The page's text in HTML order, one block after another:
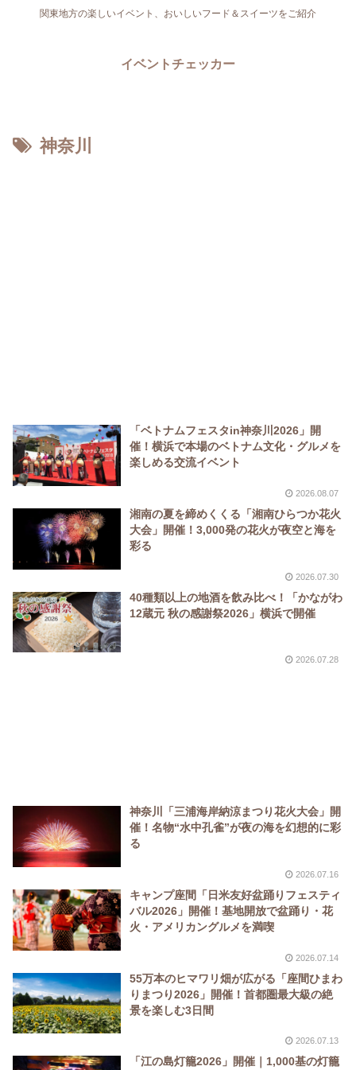
関東地方の楽しいイベント、おいしいフード＆スイーツをご紹介
イベントチェッカー
神奈川
「ベトナムフェスタin神奈川2026」開
催！横浜で本場のベトナム文化・グルメを
楽しめる交流イベント
2026.08.07
湘南の夏を締めくくる「湘南ひらつか花火
大会」開催！3,000発の花火が夜空と海を
彩る
2026.07.30
40種類以上の地酒を飲み比べ！「かながわ
12蔵元 秋の感謝祭2026」横浜で開催
2026.07.28
神奈川「三浦海岸納涼まつり花火大会」開
催！名物“水中孔雀”が夜の海を幻想的に彩
る
2026.07.16
キャンプ座間「日米友好盆踊りフェスティ
バル2026」開催！基地開放で盆踊り・花
火・アメリカングルメを満喫
2026.07.14
55万本のヒマワリ畑が広がる「座間ひまわ
りまつり2026」開催！首都圏最大級の絶
景を楽しむ3日間
2026.07.13
「江の島灯籠2026」開催｜1,000基の灯籠